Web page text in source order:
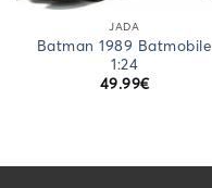
JADA
Batman 1989 Batmobile
1:24
49.99€